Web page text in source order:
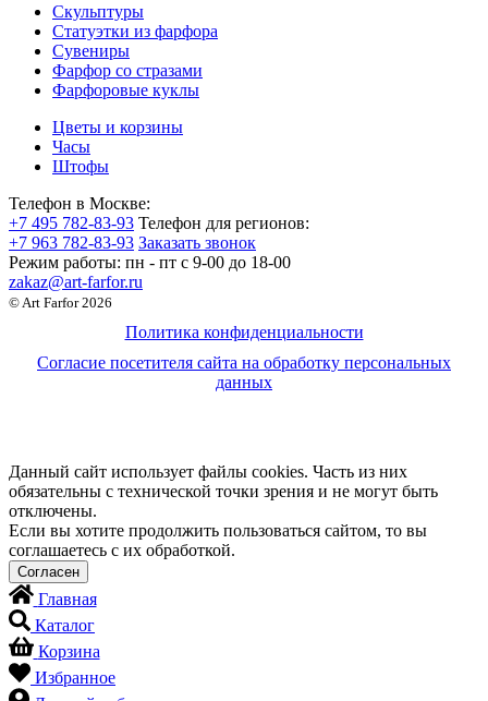
Скульптуры
Статуэтки из фарфора
Сувениры
Фарфор со стразами
Фарфоровые куклы
Цветы и корзины
Часы
Штофы
Телефон в Москве:
+7 495 782-83-93 Телефон для регионов:
+7 963 782-83-93 Заказать звонок
Режим работы: пн - пт c 9-00 до 18-00
zakaz@art-farfor.ru
© Art Farfor 2026
Политика конфиденциальности
Согласие посетителя сайта на обработку персональных
данных
Данный сайт использует файлы cookies. Часть из них
обязательны с технической точки зрения и не могут быть
отключены.
Если вы хотите продолжить пользоваться сайтом, то вы
соглашаетесь с их обработкой.
Главная
Каталог
Корзина
Избранное